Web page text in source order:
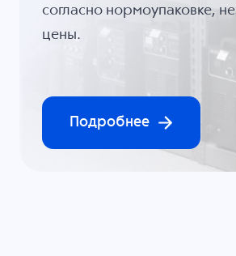
согласно нормоупаковке,
цены.
Подробнее